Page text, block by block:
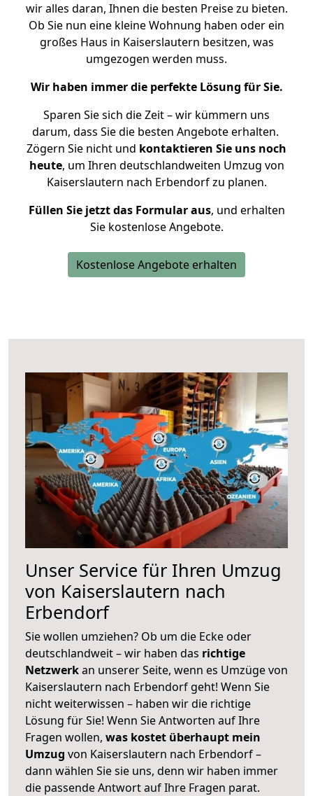
wir alles daran, Ihnen die besten Preise zu bieten.
Ob Sie nun eine kleine Wohnung haben oder ein
großes Haus in Kaiserslautern besitzen, was
umgezogen werden muss.
Wir haben immer die perfekte Lösung für Sie.
Sparen Sie sich die Zeit – wir kümmern uns
darum, dass Sie die besten Angebote erhalten.
Zögern Sie nicht und kontaktieren Sie uns noch
heute, um Ihren deutschlandweiten Umzug von
Kaiserslautern nach Erbendorf zu planen.
Füllen Sie jetzt das Formular aus, und erhalten
Sie kostenlose Angebote.
Kostenlose Angebote erhalten
Unser Service für Ihren Umzug
von Kaiserslautern nach
Erbendorf
Sie wollen umziehen? Ob um die Ecke oder
deutschlandweit – wir haben das richtige
Netzwerkan unserer Seite, wenn es Umzüge von
Kaiserslautern nach Erbendorf geht! Wenn Sie
nicht weiterwissen – haben wir die richtige
Lösung für Sie! Wenn Sie Antworten auf Ihre
Fragen wollen, was kostet überhaupt mein
Umzug von Kaiserslautern nach Erbendorf –
dann wählen Sie sie uns, denn wir haben immer
die passende Antwort auf Ihre Fragen parat.